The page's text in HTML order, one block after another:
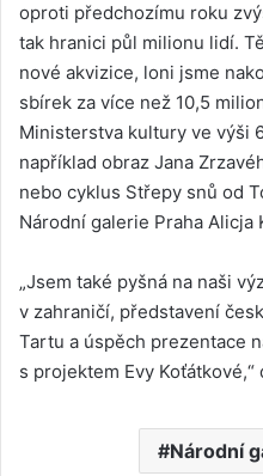
oproti předchozímu roku
tak hranici půl milionu lidí.
nové akvizice, loni jsme
sbírek za více než 10,5
Ministerstva kultury ve výši
například obraz Jana
nebo cyklus Střepy snů od
Národní galerie Praha Alicja
„Jsem také pyšná na naši
v zahraničí, představení
Tartu a úspěch prezentace
s projektem Evy Koťátkové,“
Národní